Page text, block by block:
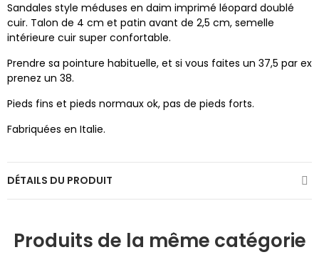
Sandales style méduses en daim imprimé léopard doublé
cuir. Talon de 4 cm et patin avant de 2,5 cm, semelle
intérieure cuir super confortable.
Prendre sa pointure habituelle, et si vous faites un 37,5 par ex
prenez un 38.
Pieds fins et pieds normaux ok, pas de pieds forts.
Fabriquées en Italie.
DÉTAILS DU PRODUIT
Produits de la même catégorie